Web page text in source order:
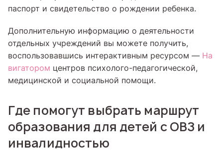
паспорт и свидетельство о рождении ребенка.
Дополнительную информацию о деятельности
отдельных учреждений вы можете получить,
воспользовавшись интерактивным ресурсом — На
вигатором центров психолого-педагогической,
медицинской и социальной помощи.
Где помогут выбрать маршрут
образования для детей с ОВЗ и
инвалидностью